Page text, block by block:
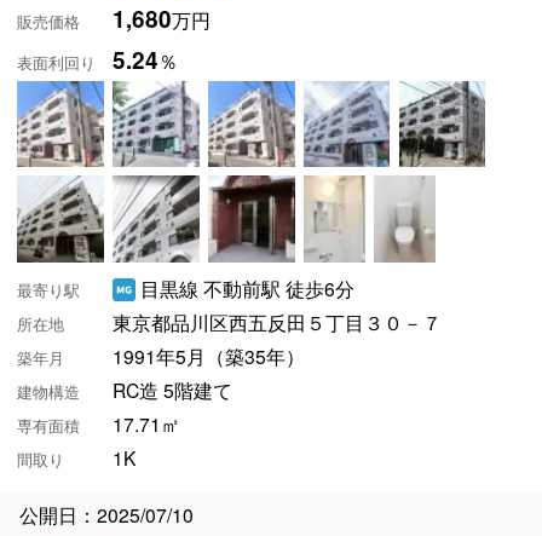
販売価格 1,680万円
表面利回り 5.24％
最寄り駅 目黒線 不動前駅 徒歩6分
所在地 東京都品川区西五反田５丁目３０－７
築年月 1991年5月（築35年）
建物構造 RC造 5階建て
専有面積 17.71㎡
間取り 1K
公開日：2025/07/10